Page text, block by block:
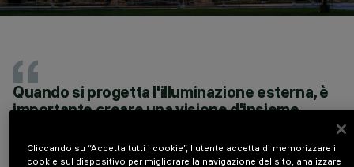
OTTAWA, CANADA
ANNO
ARCHITETTONICA
RMA, SH ARCHITECTS
Quando si progetta l'illuminazione esterna, è
importante creare una visione d'insieme
comprensione approfondita dell'edificio nel
suo contesto più ampio, sia all'interno del
Cliccando su “Accetta tutti i cookie”, l'utente accetta di memorizzare i
cookie sul dispositivo per migliorare la navigazione del sito, analizzare